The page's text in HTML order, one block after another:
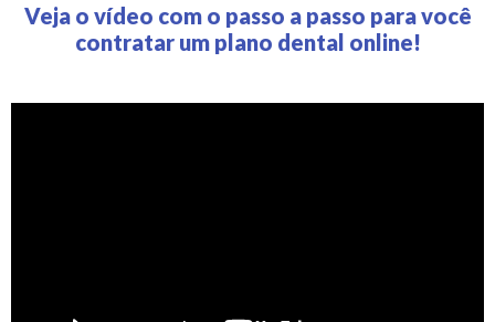
Veja o vídeo com o passo a passo para você
contratar um plano dental online!